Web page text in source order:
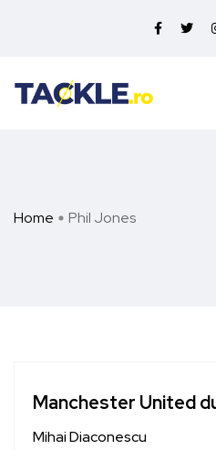
Home Phil Jones
Manchester United
Mihai Diaconescu